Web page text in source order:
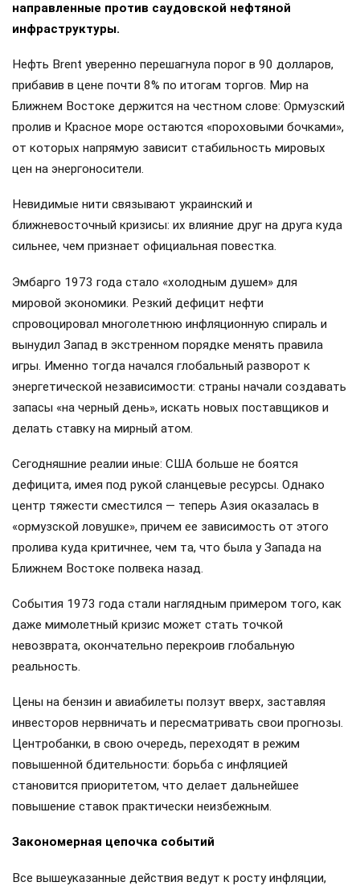
направленные против саудовской нефтяной
инфраструктуры.
Нефть Brent уверенно перешагнула порог в 90 долларов,
прибавив в цене почти 8% по итогам торгов. Мир на
Ближнем Востоке держится на честном слове: Ормузский
пролив и Красное море остаются «пороховыми бочками»,
от которых напрямую зависит стабильность мировых
цен на энергоносители.
Невидимые нити связывают украинский и
ближневосточный кризисы: их влияние друг на друга куда
сильнее, чем признает официальная повестка.
Эмбарго 1973 года стало «холодным душем» для
мировой экономики. Резкий дефицит нефти
спровоцировал многолетнюю инфляционную спираль и
вынудил Запад в экстренном порядке менять правила
игры. Именно тогда начался глобальный разворот к
энергетической независимости: страны начали создавать
запасы «на черный день», искать новых поставщиков и
делать ставку на мирный атом.
Сегодняшние реалии иные: США больше не боятся
дефицита, имея под рукой сланцевые ресурсы. Однако
центр тяжести сместился — теперь Азия оказалась в
«ормузской ловушке», причем ее зависимость от этого
пролива куда критичнее, чем та, что была у Запада на
Ближнем Востоке полвека назад.
События 1973 года стали наглядным примером того, как
даже мимолетный кризис может стать точкой
невозврата, окончательно перекроив глобальную
реальность.
Цены на бензин и авиабилеты ползут вверх, заставляя
инвесторов нервничать и пересматривать свои прогнозы.
Центробанки, в свою очередь, переходят в режим
повышенной бдительности: борьба с инфляцией
становится приоритетом, что делает дальнейшее
повышение ставок практически неизбежным.
Закономерная цепочка событий
Все вышеуказанные действия ведут к росту инфляции,